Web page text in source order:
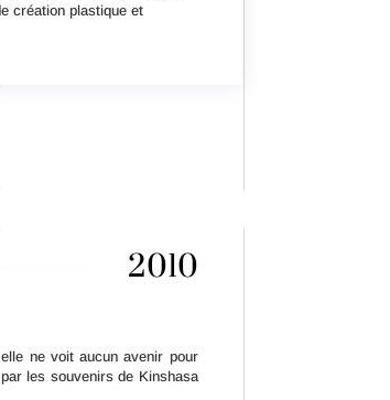
création plastique et
2010
ne voit aucun avenir pour
les souvenirs de Kinshasa